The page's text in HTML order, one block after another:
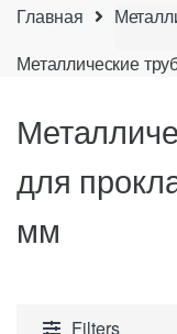
Главная
Металлические
для
мм
Filters